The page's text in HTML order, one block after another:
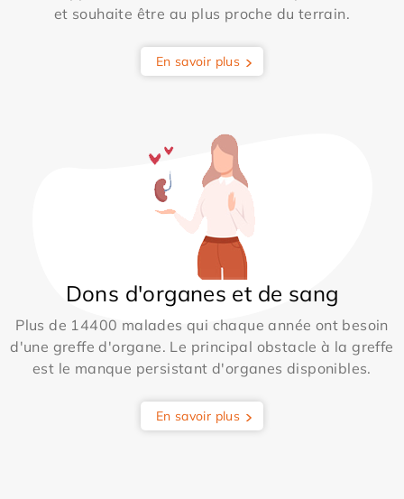
et souhaite être au plus proche du terrain.
En savoir plus
Dons d'organes et de sang
Plus de 14400 malades qui chaque année ont besoin
d'une greffe d'organe. Le principal obstacle à la greffe
est le manque persistant d'organes disponibles.
En savoir plus